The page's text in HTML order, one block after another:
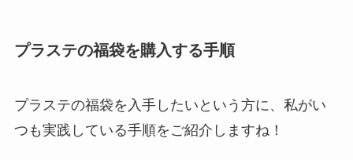
プラステの福袋を購入する手順
プラステの福袋を入手したいという方に、私がい
つも実践している手順をご紹介しますね！